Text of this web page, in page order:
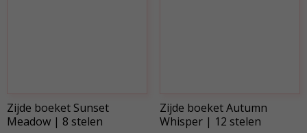
Zijde boeket Sunset
Meadow | 8 stelen
Zijde boeket Autumn
Whisper | 12 stelen